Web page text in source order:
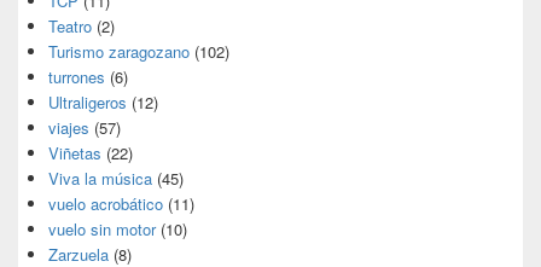
Teatro (2)
Turismo zaragozano (102)
turrones (6)
Ultraligeros (12)
viajes (57)
Viñetas (22)
Viva la música (45)
vuelo acrobático (11)
vuelo sin motor(10)
Zarzuela (8)